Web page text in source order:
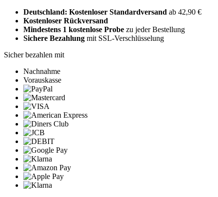
Deutschland: Kostenloser Standardversand ab 42,90 €
Kostenloser Rückversand
Mindestens 1 kostenlose Probe zu jeder Bestellung
Sichere Bezahlung mit SSL-Verschlüsselung
Sicher bezahlen mit
Nachnahme
Vorauskasse